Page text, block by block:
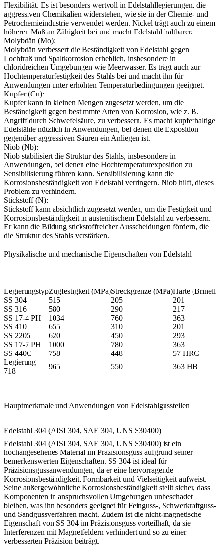
Flexibilität. Es ist besonders wertvoll in Edelstahllegierungen, die
aggressiven Chemikalien widerstehen, wie sie in der Chemie- und
Petrochemieindustrie verwendet werden. Nickel trägt auch zu einem
höheren Maß an Zähigkeit bei und macht Edelstahl haltbarer.
Molybdän (Mo):
Molybdän verbessert die Beständigkeit von Edelstahl gegen
Lochfraß und Spaltkorrosion erheblich, insbesondere in
chloridreichen Umgebungen wie Meerwasser. Es trägt auch zur
Hochtemperaturfestigkeit des Stahls bei und macht ihn für
Anwendungen unter erhöhten Temperaturbedingungen geeignet.
Kupfer (Cu):
Kupfer kann in kleinen Mengen zugesetzt werden, um die
Beständigkeit gegen bestimmte Arten von Korrosion, wie z. B.
Angriff durch Schwefelsäure, zu verbessern. Es macht kupferhaltige
Edelstähle nützlich in Anwendungen, bei denen die Exposition
gegenüber aggressiven Säuren ein Anliegen ist.
Niob (Nb):
Niob stabilisiert die Struktur des Stahls, insbesondere in
Anwendungen, bei denen eine Hochtemperaturexposition zu
Sensibilisierung führen kann. Sensibilisierung kann die
Korrosionsbeständigkeit von Edelstahl verringern. Niob hilft, dieses
Problem zu verhindern.
Stickstoff (N):
Stickstoff kann absichtlich zugesetzt werden, um die Festigkeit und
Korrosionsbeständigkeit in austenitischem Edelstahl zu verbessern.
Er kann die Bildung stickstoffreicher Ausscheidungen fördern, die
die Struktur des Stahls verstärken.
Physikalische und mechanische Eigenschaften von Edelstahl
LegierungstypZugfestigkeit (MPa)Streckgrenze (MPa)Härte (Brinell)
SS 304
515 205 201
SS 316
580 290 217
SS 17-4 PH
1034 760 363
SS 410
655 310 201
SS 2205
620 450 293
SS 17-7 PH
1000 780 363
SS 440C
758 448 57 HRC
Legierung
718
965 550 363 HB
Hauptmerkmale und Anwendungen von Edelstahlgussteilen
Edelstahl 304 (AISI 304, SAE 304, UNS S30400)
Edelstahl 304 (AISI 304, SAE 304, UNS S30400) ist ein
hochangesehenes Material im Präzisionsguss aufgrund seiner
bemerkenswerten Eigenschaften. SS 304 ist ideal für
Präzisionsgussanwendungen, da er eine hervorragende
Korrosionsbeständigkeit, Formbarkeit und Vielseitigkeit aufweist.
Seine außergewöhnliche Korrosionsbeständigkeit stellt sicher, dass
Komponenten in anspruchsvollen Umgebungen unbeschadet
bleiben, was ihn besonders geeignet für Feinguss-, Schwerkraftguss-
und Sandgussverfahren macht. Zudem ist die nicht-magnetische
Eigenschaft von SS 304 im Präzisionsguss vorteilhaft, da sie
Interferenzen mit Magnetfeldern verhindert und so zu einer
verbesserten Präzision beiträgt.